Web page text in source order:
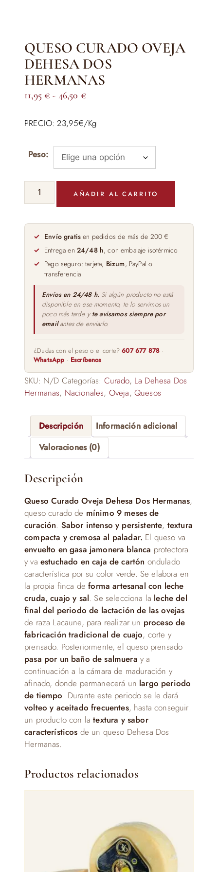
QUESO CURADO OVEJA
DEHESA DOS
HERMANAS
11,95 € - 46,50 €Rango
precios:
11,95 €
hasta
46,50 €
PRECIO: 23,95€/Kg
Peso:
QUESO
CURADO
DEHESA
DOS
HERMANAS
cantidad
AÑADIR AL CARRITO
Envío gratis en pedidos de más de 200 €
Entrega en 24/48 h, con embalaje isotérmico
Pago seguro: tarjeta, Bizum, PayPal o
transferencia
Envíos en 24/48 h. Si algún producto no está
disponible en ese momento, te lo servimos un
poco más tarde y te avisamos siempre por
emailantes de enviarlo.
¿Dudas con el peso o el corte?607 677 878 ·
WhatsApp · Escríbenos
SKU: N/D Categorías: Curado, La Dehesa Dos
Hermanas, Nacionales, Oveja, Quesos
Descripción
Información adicional
Valoraciones (0)
Descripción
Queso Curado Oveja Dehesa Dos Hermanas,
queso curado de mínimo 9 meses de
curación. Sabor intenso y persistente, textura
compacta y cremosa al paladar. El queso va
envuelto en gasa jamonera blanca protectora
y va estuchado en caja de cartón ondulado
característica por su color verde. Se elabora en
la propia finca deforma artesanal con leche
cruda, cuajo y sal. Se selecciona la leche del
final del periodo de lactación de las ovejas
de raza Lacaune, para realizar un proceso de
fabricación tradicional de cuajo, corte y
prensado. Posteriormente, el queso prensado
pasa por un baño de salmuera y a
continuación a la cámara de maduración y
afinado, donde permanecerá un largo periodo
de tiempo. Durante este periodo se le dará
volteo y aceitado frecuentes, hasta conseguir
un producto con la textura y sabor
característicos de un queso Dehesa Dos
Hermanas.
Productos relacionados